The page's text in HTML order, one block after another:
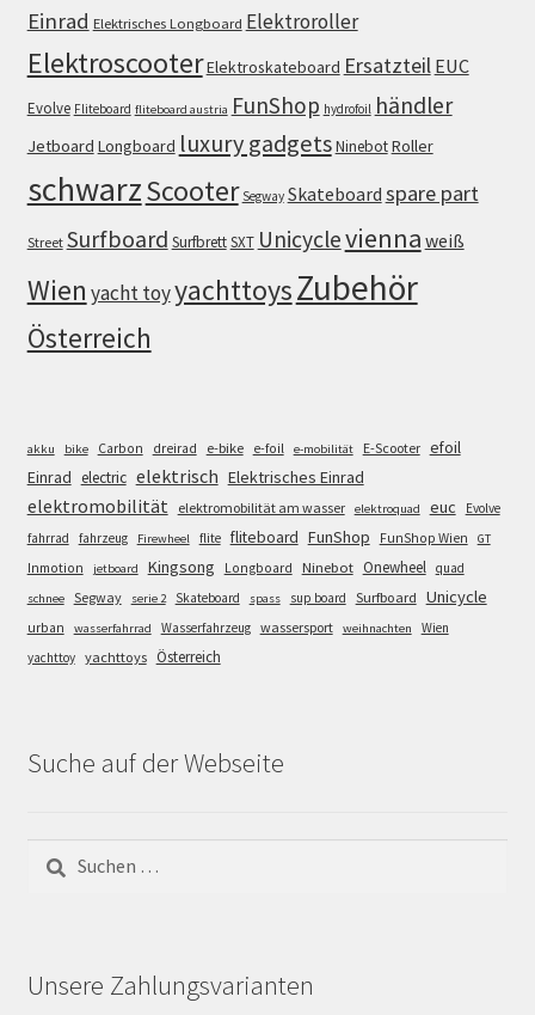
Einrad Elektrisches Longboard Elektroroller
ElektroscooterElektroskateboard Ersatzteil EUC
Evolve Fliteboard fliteboard austria FunShop hydrofoil händler
Jetboard Longboard luxury gadgetsNinebotRoller
schwarzScooter Segway Skateboard spare part
Street Surfboard SurfbrettSXT Unicyclevienna weiß
Wien yacht toyyachttoysZubehör
Österreich
akku bike Carbon dreirad e-bike e-foil e-mobilität E-Scooter efoil
Einrad electric elektrisch Elektrisches Einrad
elektromobilität elektromobilität am wasser elektroquad euc
Evolve
fahrrad
fahrzeug Firewheel flite fliteboard FunShop FunShop Wien GT
Inmotion jetboard Kingsong Longboard Ninebot Onewheel quad
schnee Segway serie 2 Skateboard spass sup board Surfboard Unicycle
urban wasserfahrrad Wasserfahrzeug wassersport weihnachten
Wien
yachttoy yachttoys Österreich
Suche auf der Webseite
Suchen
nach:
Unsere Zahlungsvarianten